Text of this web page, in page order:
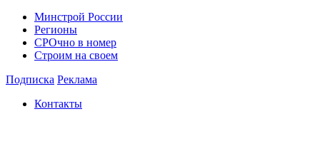
Минстрой России
Регионы
СРОчно в номер
Строим на своем
Подписка Реклама
Контакты